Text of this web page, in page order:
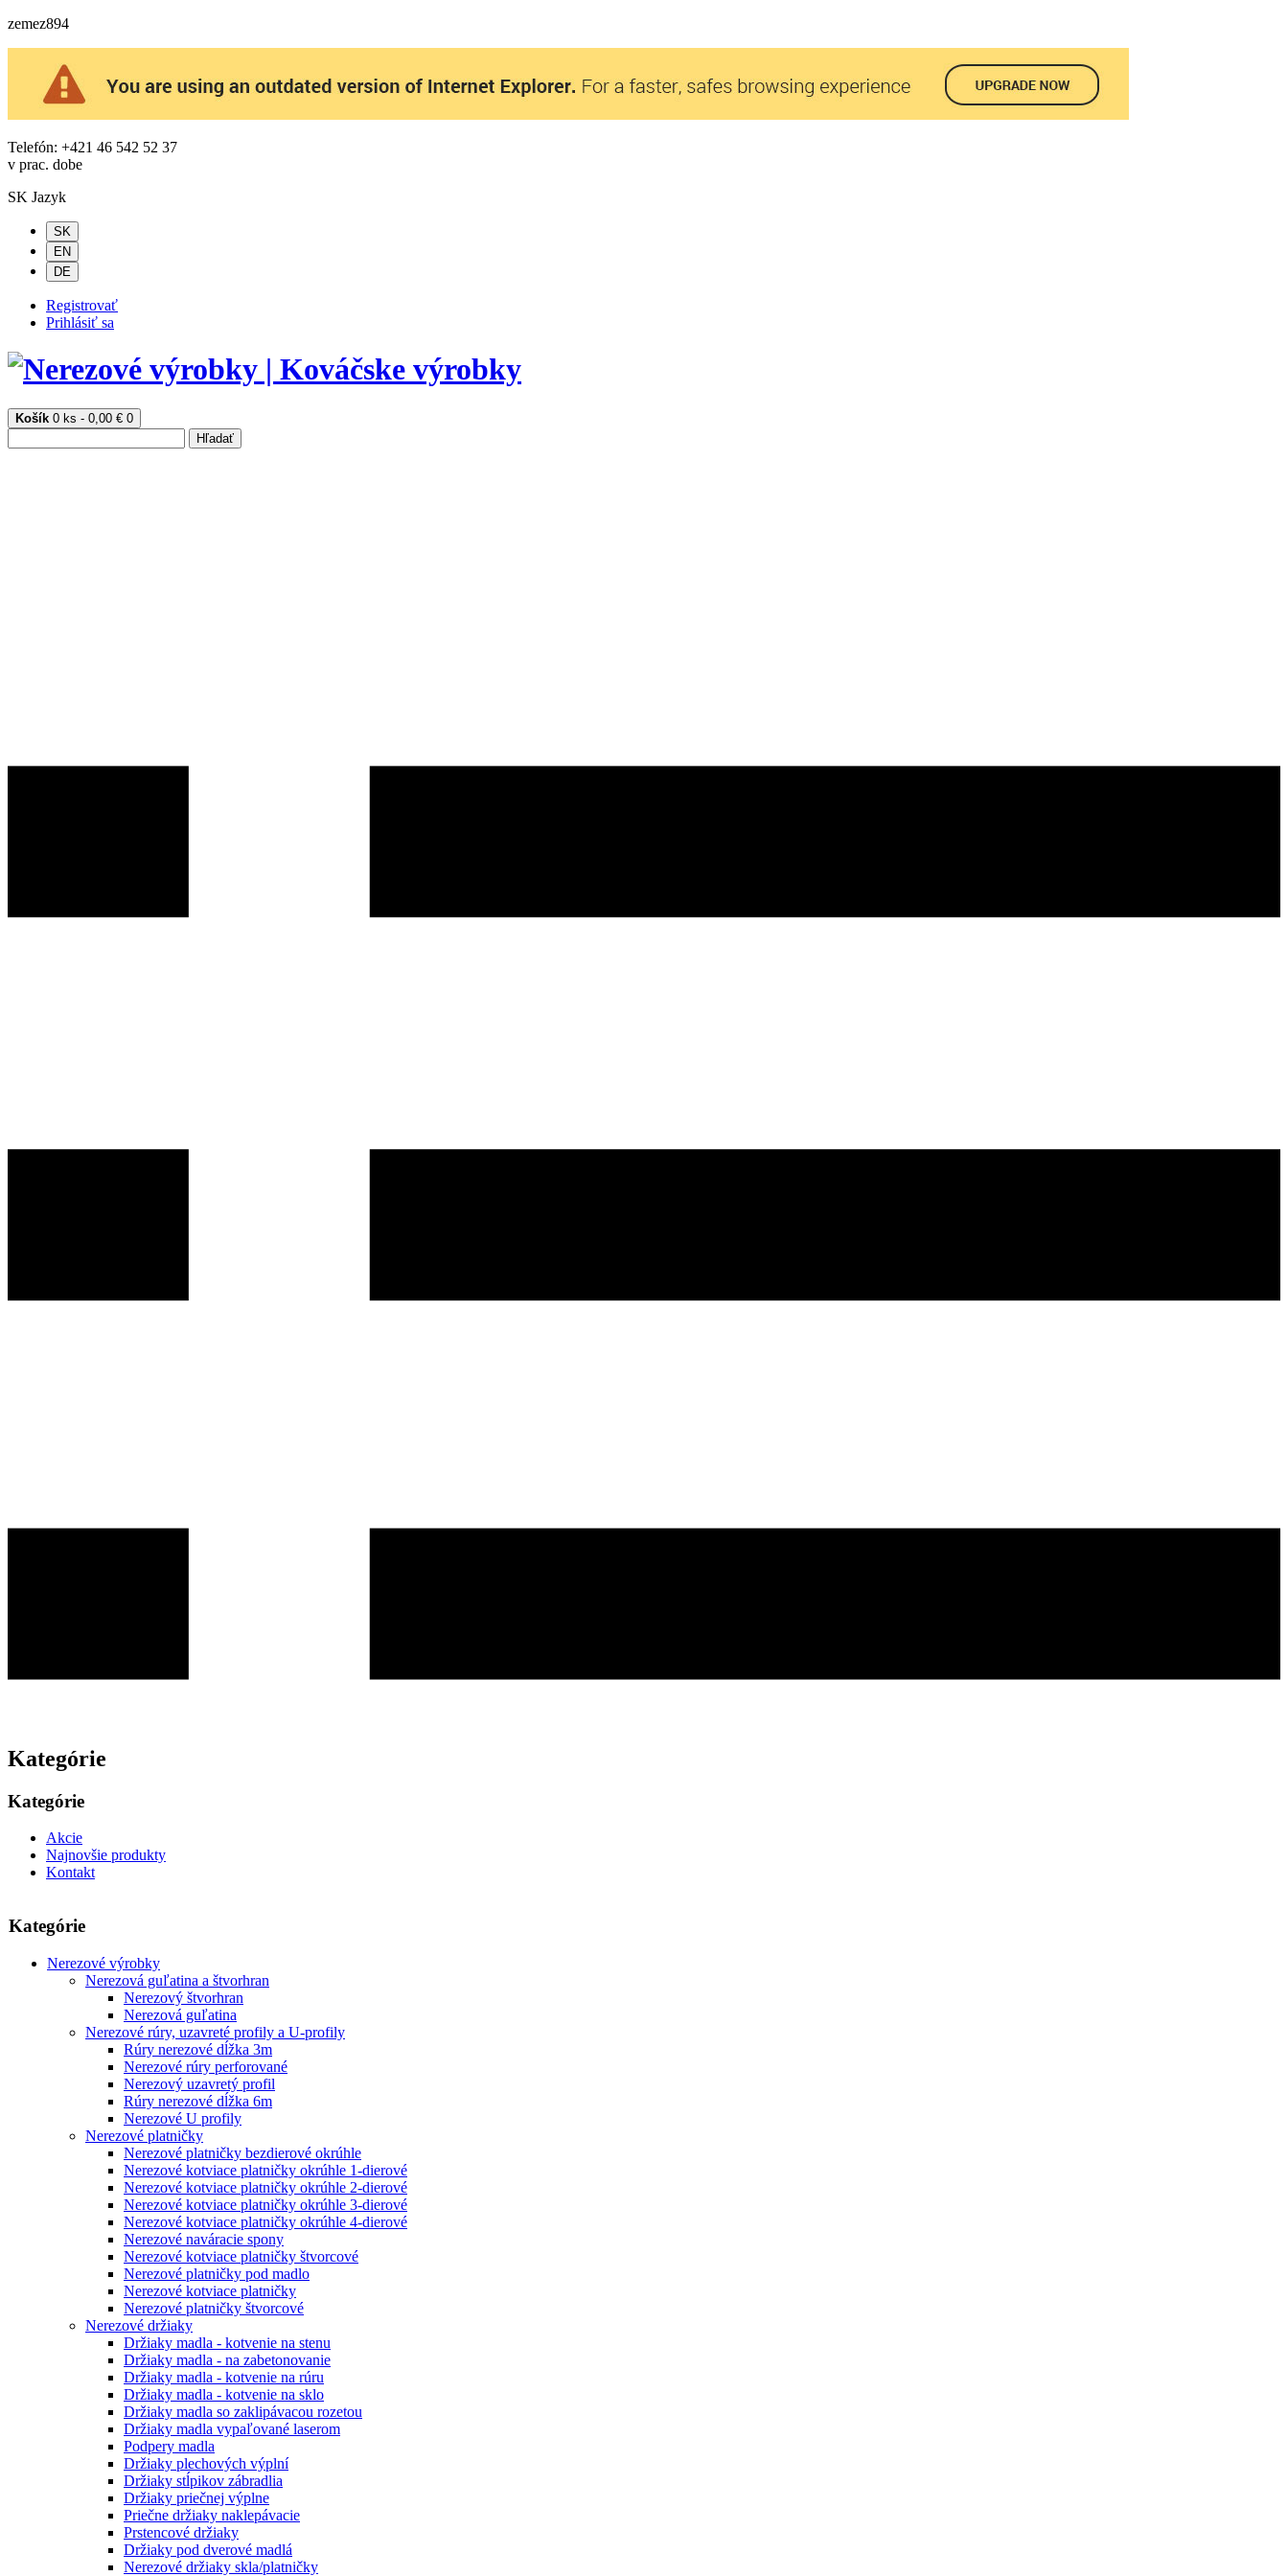
zemez894
Telefón: +421 46 542 52 37
v prac. dobe
SK Jazyk
SK
EN
DE
Registrovať
Prihlásiť sa
Košík 0 ks - 0,00 € 0
Hľadať
Kategórie
Kategórie
Akcie
Najnovšie produkty
Kontakt
Kategórie
Nerezové výrobky
Nerezová guľatina a štvorhran
Nerezový štvorhran
Nerezová guľatina
Nerezové rúry, uzavreté profily a U-profily
Rúry nerezové dĺžka 3m
Nerezové rúry perforované
Nerezový uzavretý profil
Rúry nerezové dĺžka 6m
Nerezové U profily
Nerezové platničky
Nerezové platničky bezdierové okrúhle
Nerezové kotviace platničky okrúhle 1-dierové
Nerezové kotviace platničky okrúhle 2-dierové
Nerezové kotviace platničky okrúhle 3-dierové
Nerezové kotviace platničky okrúhle 4-dierové
Nerezové naváracie spony
Nerezové kotviace platničky štvorcové
Nerezové platničky pod madlo
Nerezové kotviace platničky
Nerezové platničky štvorcové
Nerezové držiaky
Držiaky madla - kotvenie na stenu
Držiaky madla - na zabetonovanie
Držiaky madla - kotvenie na rúru
Držiaky madla - kotvenie na sklo
Držiaky madla so zaklipávacou rozetou
Držiaky madla vypaľované laserom
Podpery madla
Držiaky plechových výplní
Držiaky stĺpikov zábradlia
Držiaky priečnej výplne
Priečne držiaky naklepávacie
Prstencové držiaky
Držiaky pod dverové madlá
Nerezové držiaky skla/platničky